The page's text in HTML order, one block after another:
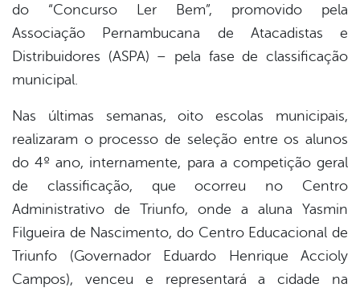
do “Concurso Ler Bem”, promovido pela
Associação Pernambucana de Atacadistas e
Distribuidores (ASPA) – pela fase de classificação
municipal.
Nas últimas semanas, oito escolas municipais,
realizaram o processo de seleção entre os alunos
do 4º ano, internamente, para a competição geral
de classificação, que ocorreu no Centro
Administrativo de Triunfo, onde a aluna Yasmin
Filgueira de Nascimento, do Centro Educacional de
Triunfo (Governador Eduardo Henrique Accioly
Campos), venceu e representará a cidade na